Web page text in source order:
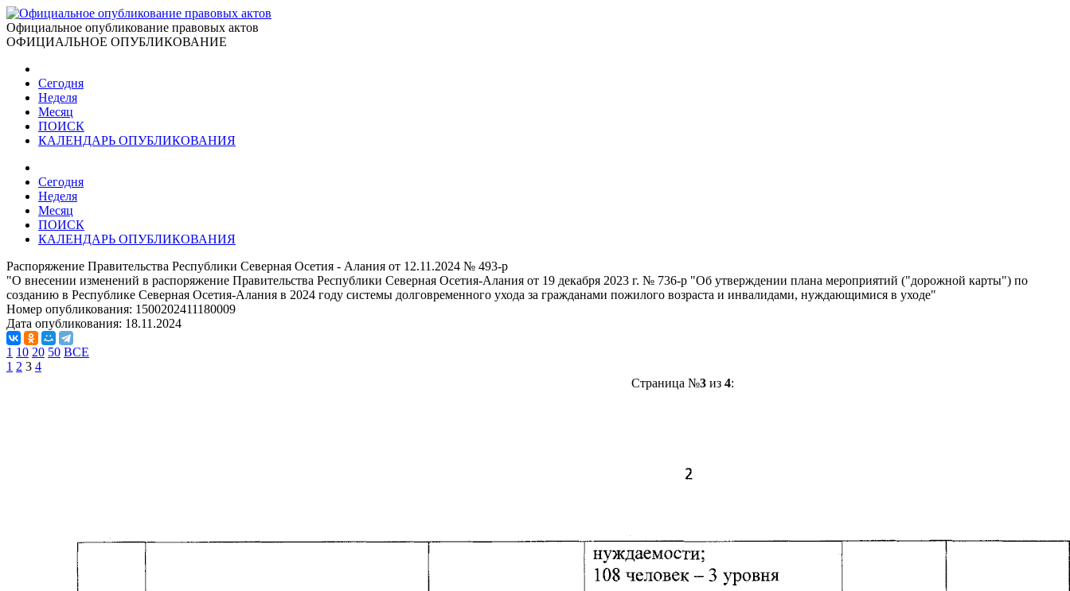
Официальное опубликование правовых актов
ОФИЦИАЛЬНОЕ ОПУБЛИКОВАНИЕ
Сегодня
Неделя
Месяц
ПОИСК
КАЛЕНДАРЬ ОПУБЛИКОВАНИЯ
Сегодня
Неделя
Месяц
ПОИСК
КАЛЕНДАРЬ ОПУБЛИКОВАНИЯ
Распоряжение Правительства Республики Северная Осетия - Алания от 12.11.2024 № 493-р
"О внесении изменений в распоряжение Правительства Республики Северная Осетия-Алания от 19 декабря 2023 г. № 736-р "Об утверждении плана мероприятий ("дорожной карты") по
созданию в Республике Северная Осетия-Алания в 2024 году системы долговременного ухода за гражданами пожилого возраста и инвалидами, нуждающимися в уходе"
Номер опубликования: 1500202411180009
Дата опубликования: 18.11.2024
1 10 20 50 ВСЕ
1 2 3 4
Страница №3 из 4: